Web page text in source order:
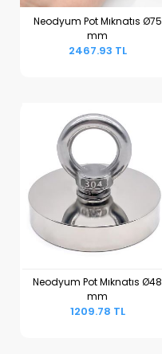
Sepete Ekle
Neodyum Pot Mıknatıs Ø75
mm
2467.93 TL
Sepete Ekle
Neodyum Pot Mıknatıs Ø48
mm
1209.78 TL